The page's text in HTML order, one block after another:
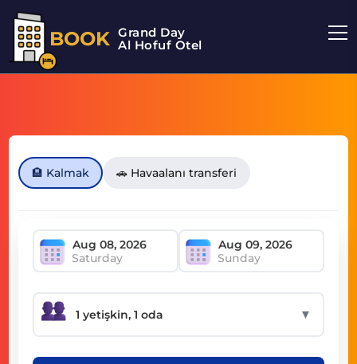
BOOK Grand Day
Al Hofuf Otel
🏨 Kalmak 🚗 Havaalanı transferi
Saturday Sunday
▼